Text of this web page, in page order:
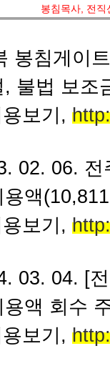
봉침목사, 전
봉침게이
, 불법 보
보기,
02. 06. 전
용액
보기,
03. 04. [
용액 회수
보기,